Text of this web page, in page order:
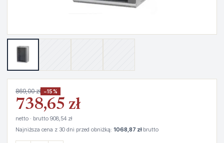
869,00 zł −15%
738,65 zł
netto · brutto 908,54 zł
Najniższa cena z 30 dni przed obniżką: 1068,87 złbrutto